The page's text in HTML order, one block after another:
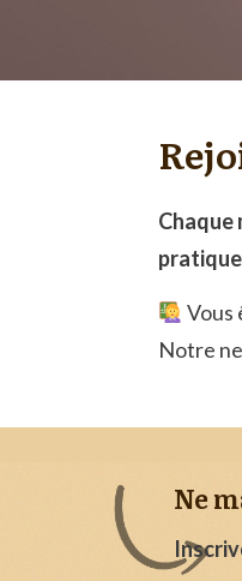
Chaque
Vous
Notre
Ne